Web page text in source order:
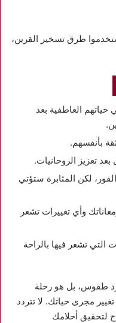
طرق تسخير القرين،
حياتهم العاطفية بعد
لكن المثابرة ستؤتي
وأي تغييرات تشعر
التي تشعر فيها بالراحة
طقوس، بل هو رحلة
مجرى حياتك. لا تتردد
لتحقيق أحلامك